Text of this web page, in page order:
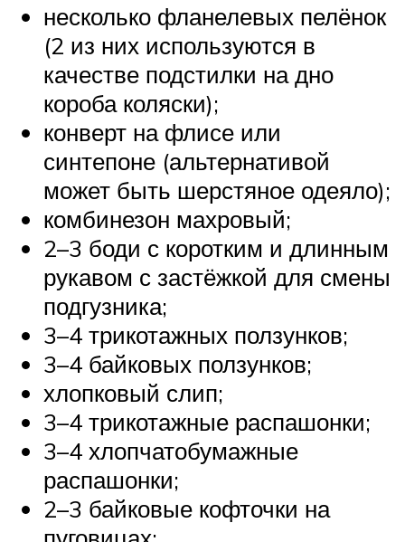
несколько фланелевых пелёнок
(2 из них используются в
качестве подстилки на дно
короба коляски);
конверт на флисе или
синтепоне (альтернативой
может быть шерстяное одеяло);
комбинезон махровый;
2–3 боди с коротким и длинным
рукавом с застёжкой для смены
подгузника;
3–4 трикотажных ползунков;
3–4 байковых ползунков;
хлопковый слип;
3–4 трикотажные распашонки;
3–4 хлопчатобумажные
распашонки;
2–3 байковые кофточки на